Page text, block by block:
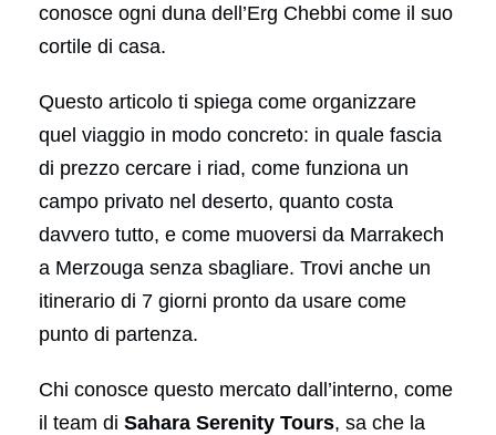
conosce ogni duna dell’Erg Chebbi come il suo
cortile di casa.
Questo articolo ti spiega come organizzare
quel viaggio in modo concreto: in quale fascia
di prezzo cercare i riad, come funziona un
campo privato nel deserto, quanto costa
davvero tutto, e come muoversi da Marrakech
a Merzouga senza sbagliare. Trovi anche un
itinerario di 7 giorni pronto da usare come
punto di partenza.
Chi conosce questo mercato dall’interno, come
il team di Sahara Serenity Tours, sa che la